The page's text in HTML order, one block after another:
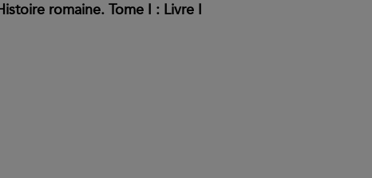
romaine. Tome I : Livre I